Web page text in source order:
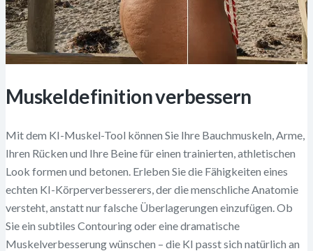
Muskeldefinition verbessern
Mit dem KI-Muskel-Tool können Sie Ihre Bauchmuskeln, Arme,
Ihren Rücken und Ihre Beine für einen trainierten, athletischen
Look formen und betonen. Erleben Sie die Fähigkeiten eines
echten KI-Körperverbesserers, der die menschliche Anatomie
versteht, anstatt nur falsche Überlagerungen einzufügen. Ob
Sie ein subtiles Contouring oder eine dramatische
Muskelverbesserung wünschen – die KI passt sich natürlich an